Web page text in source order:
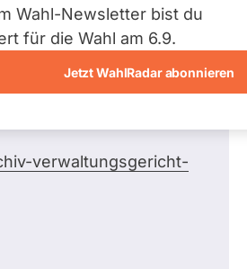
Wahl-Newsletter bist du
für die Wahl am 6.9.
Jetzt WahlRadar abonnieren
Rechtsausschuss
(m. E.)
0002-0001-0000-
verwaltungsgericht-